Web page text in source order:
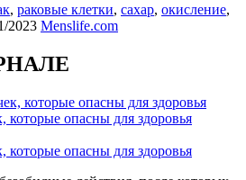
, раковые клетки, сахар, окисление,
2023 Menslife.com
опасны для здоровья
опасны для здоровья